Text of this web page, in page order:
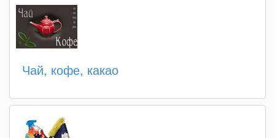
Чай, кофе, какао